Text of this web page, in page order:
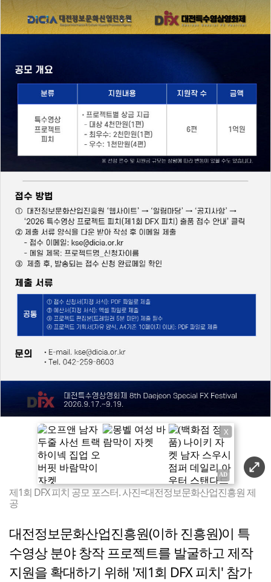
X
제1회 DFX 피치 공모 포스터. 사진=대전정보문화산업진흥원 제
공
대전정보문화산업진흥원(이하 진흥원)이 특
수영상 분야 창작 프로젝트를 발굴하고 제작
지원을 확대하기 위해 '제1회 DFX 피치' 참가